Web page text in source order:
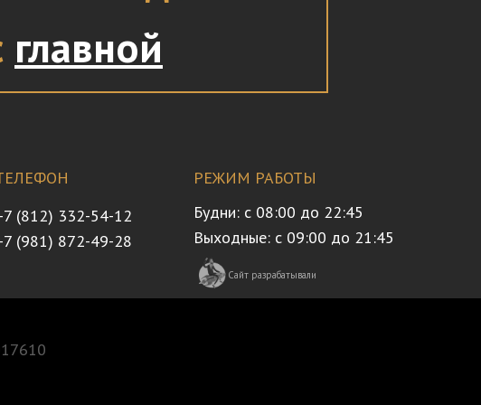
главной
(812) 332-54-12
(981) 872-49-28
РЕЖИМ РАБОТЫ
Будни: с 08:00 до 22:45
Выходные: с 09:00 до 21:45
Сайт разрабатывали